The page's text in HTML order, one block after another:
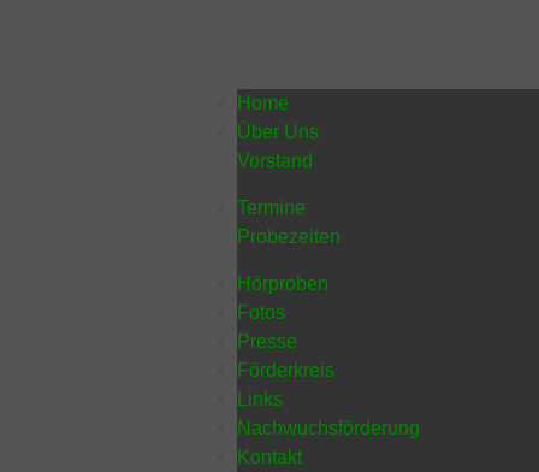
Home
Über Uns
Vorstand
Termine
Probezeiten
Hörproben
Fotos
Presse
Förderkreis
Links
Nachwuchsförderung
Kontakt